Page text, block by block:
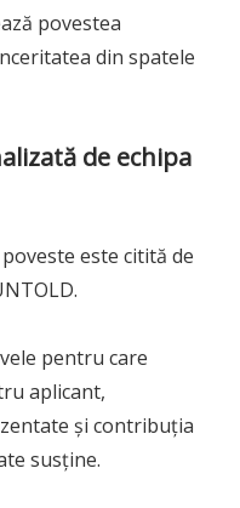
povestea
din spatele
de echipa
este citită de
pentru care
aplicant,
și contribuția
susține.